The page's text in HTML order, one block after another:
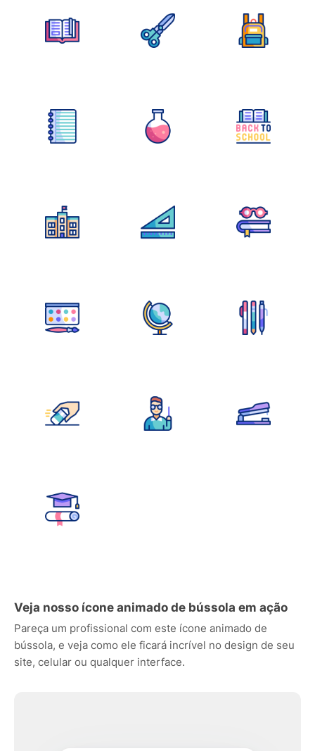
Veja nosso ícone animado de bússola em ação
Pareça um profissional com este ícone animado de
bússola, e veja como ele ficará incrível no design de seu
site, celular ou qualquer interface.